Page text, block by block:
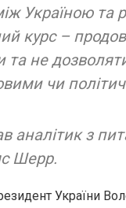
Україною та
курс –
та не
чи
аналітик з
Шерр.
України